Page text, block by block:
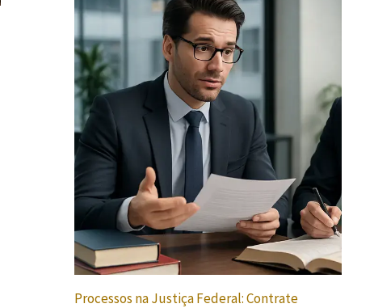
Processos na Justiça Federal: Contrate